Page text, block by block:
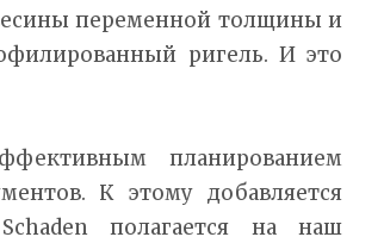
переменной толщины и
ригель. И это
планированием
К этому добавляется
полагается на наш